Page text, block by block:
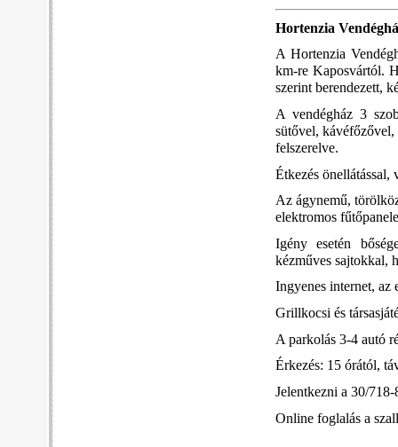
Hortenzia
A Hortenzia
km-re Kaposvártól.
szerint berendezett,
A vendégház 3
sütővel, kávéfőzővel,
felszerelve.
Étkezés önellátással,
Az ágynemű, törölk
elektromos
Igény esetén
kézműves sajtokkal,
Ingyenes internet, az
Grillkocsi és
A parkolás 3-4 autó
Érkezés: 15 órától,
Jelentkezni a 30/
Online foglalás a